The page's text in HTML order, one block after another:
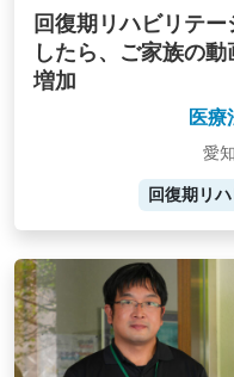
回復期リハビリテ
したら、ご家族の
増加
医療
愛
回復期リ